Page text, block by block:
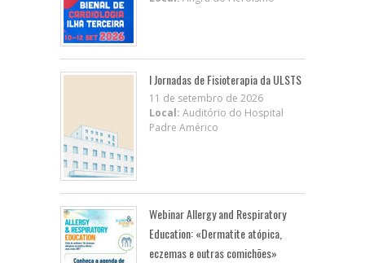
I Jornadas de Fisioterapia da ULSTS
11 de setembro de 2026
Local: Auditório do Hospital
Padre Américo
Webinar Allergy and Respiratory
Education: «Dermatite atópica,
eczemas e outras comichões»